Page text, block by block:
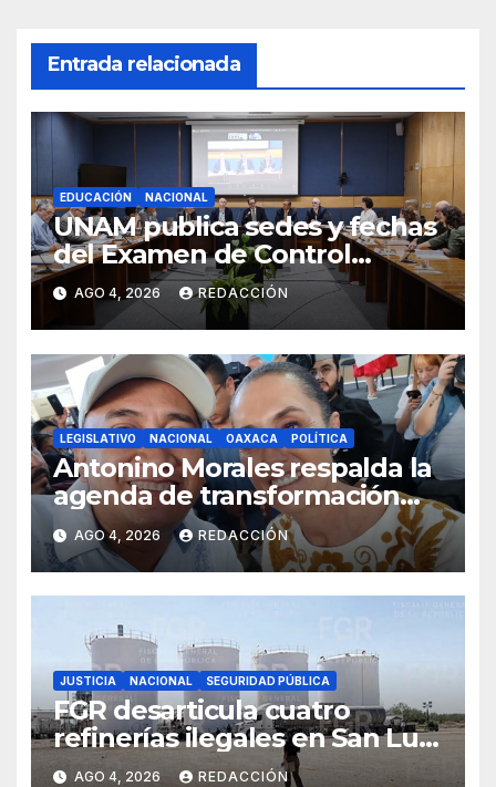
Entrada relacionada
EDUCACIÓN NACIONAL
UNAM publica sedes y fechas
del Examen de Control
Presencial; aplicarán la
evaluación del 12 al 19 de
agosto
AGO 4, 2026 REDACCIÓN
LEGISLATIVO NACIONAL OAXACA POLÍTICA
Antonino Morales respalda la
agenda de transformación
durante gira presidencial por
Oaxaca
AGO 4, 2026 REDACCIÓN
JUSTICIA NACIONAL SEGURIDAD PÚBLICA
FGR desarticula cuatro
refinerías ilegales en San Luis
Potosí, Hidalgo y Morelos
AGO 4, 2026 REDACCIÓN